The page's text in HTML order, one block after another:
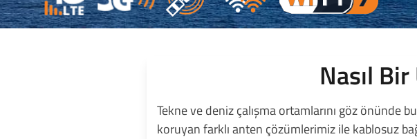
Nasıl
Tekne ve deniz çalışma ortamlarını göz
koruyan farklı anten çözümlerimiz ile kablosuz